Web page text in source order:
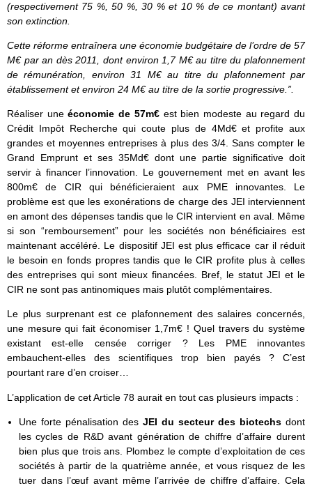
(respectivement 75 %, 50 %, 30 % et 10 % de ce montant) avant
son extinction.
Cette réforme entraînera une économie budgétaire de l’ordre de 57
M€ par an dès 2011, dont environ 1,7 M€ au titre du plafonnement
de rémunération, environ 31 M€ au titre du plafonnement par
établissement et environ 24 M€ au titre de la sortie progressive.”.
Réaliser uneéconomie de 57m€ est bien modeste au regard du
Crédit Impôt Recherche qui coute plus de 4Md€ et profite aux
grandes et moyennes entreprises à plus des 3/4. Sans compter le
Grand Emprunt et ses 35Md€ dont une partie significative doit
servir à financer l’innovation. Le gouvernement met en avant les
800m€ de CIR qui bénéficieraient aux PME innovantes. Le
problème est que les exonérations de charge des JEI interviennent
en amont des dépenses tandis que le CIR intervient en aval. Même
si son “remboursement” pour les sociétés non bénéficiaires est
maintenant accéléré. Le dispositif JEI est plus efficace car il réduit
le besoin en fonds propres tandis que le CIR profite plus à celles
des entreprises qui sont mieux financées. Bref, le statut JEI et le
CIR ne sont pas antinomiques mais plutôt complémentaires.
Le plus surprenant est ce plafonnement des salaires concernés,
une mesure qui fait économiser 1,7m€ ! Quel travers du système
existant est-elle censée corriger ? Les PME innovantes
embauchent-elles des scientifiques trop bien payés ? C’est
pourtant rare d’en croiser…
L’application de cet Article 78 aurait en tout cas plusieurs impacts :
Une forte pénalisation des JEI du secteur des biotechsdont
les cycles de R&D avant génération de chiffre d’affaire durent
bien plus que trois ans. Plombez le compte d’exploitation de ces
sociétés à partir de la quatrième année, et vous risquez de les
tuer dans l’œuf avant même l’arrivée de chiffre d’affaire. Cela